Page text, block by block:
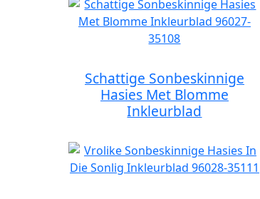
Schattige Sonbeskinnige
Hasies Met Blomme
Inkleurblad